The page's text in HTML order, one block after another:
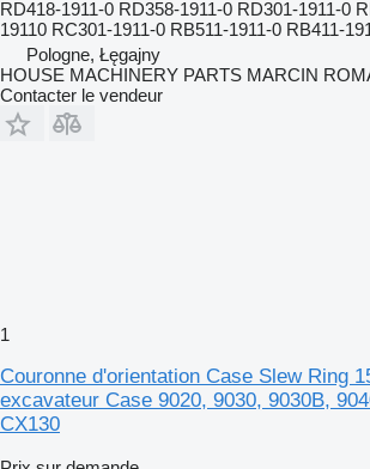
RD418-1911-0 RD358-1911-0 RD301-1911-0
19110 RC301-1911-0 RB511-1911-0 RB411-
Pologne, Łęgajny
HOUSE MACHINERY PARTS MARCIN
Contacter le vendeur
1
Couronne d'orientation Case Slew Ring
excavateur Case 9020, 9030, 9030B,
CX130